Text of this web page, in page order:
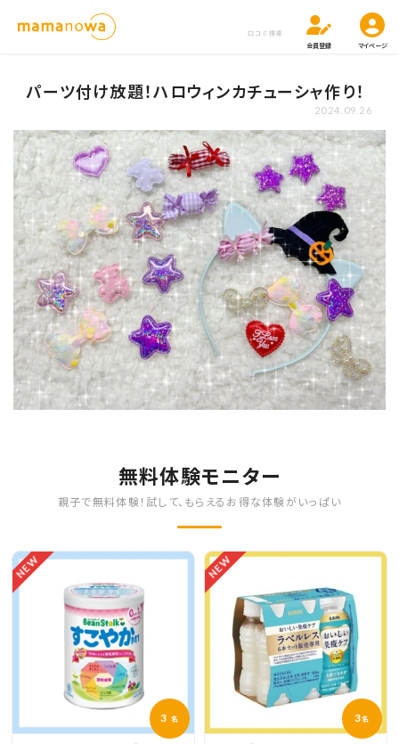
口コミ検索
会員登録
マイページ
パーツ付け放題！ハロウィンカチューシャ作り！
2024.09.26
無料体験モニター
親子で無料体験！試して、もらえるお得な体験がいっぱい
NEW
3 名
NEW
3名